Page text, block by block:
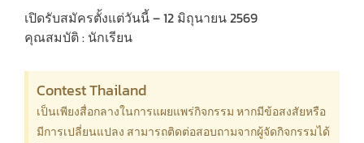
เปิดรับสมัครตั้งแต่วันนี้ – 12 มิถุนายน 2569
คุณสมบัติ : นักเรียน
Contest Thailand
เป็นเพียงสื่อกลางในการแผยแพร่กิจกรรม หากมีข้อสงสัยหรือ
มีการเปลี่ยนแปลง สามารถติดต่อสอบถามจากผู้จัดกิจกรรมได้